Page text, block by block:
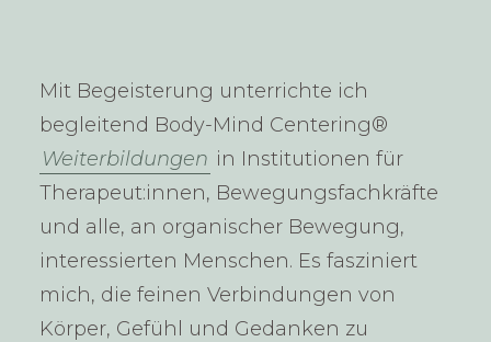
Mit Begeisterung unterrichte ich
begleitend Body-Mind Centering®
Weiterbildungen in Institutionen für
Therapeut:innen, Bewegungsfachkräfte
und alle, an organischer Bewegung,
interessierten Menschen. Es fasziniert
mich, die feinen Verbindungen von
Körper, Gefühl und Gedanken zu